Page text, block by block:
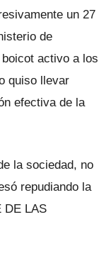
un 27
de
activo a los
quiso llevar
efectiva de la
la sociedad, no
repudiando la
DE LAS